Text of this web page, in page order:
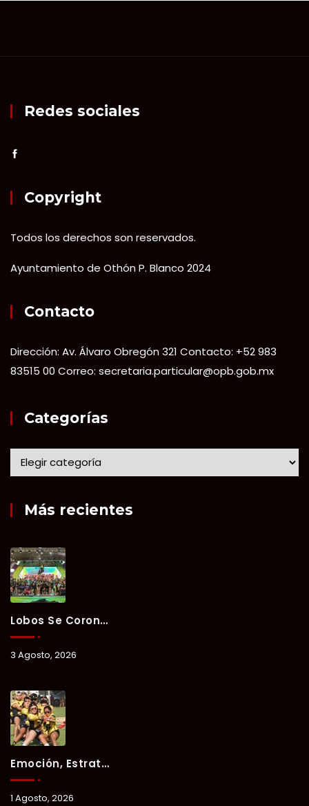
Redes sociales
Copyright
Todos los derechos son reservados.
Ayuntamiento de Othón P. Blanco 2024
Contacto
Dirección: Av. Álvaro Obregón 321 Contacto: +52 983
83515 00 Correo: secretaria.particular@opb.gob.mx
Categorías
Más recientes
Lobos Se Corona Campeón Del Verano Xul-Há 2026 Tras Tres Días De Intensa Competencia.
3 Agosto, 2026
Emoción, Estrategia Y Trabajo En Equipo Marcan El Segundo Día Del Verano Xul-Há 2026.
1 Agosto, 2026